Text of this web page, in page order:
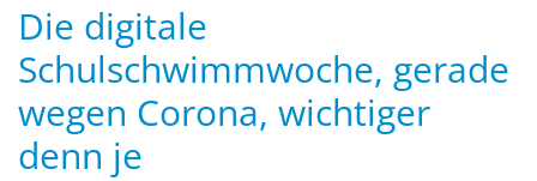
Die digitale
Schulschwimmwoche, gerade
wegen Corona, wichtiger
denn je